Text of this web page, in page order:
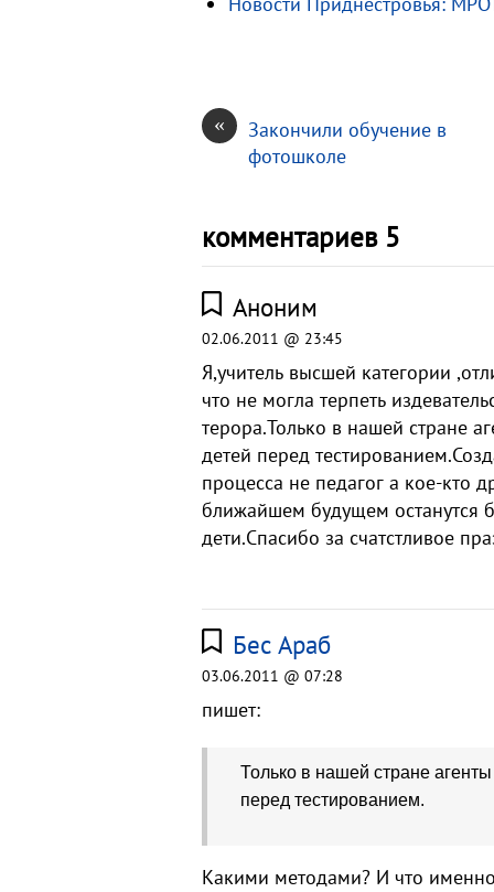
k
т
«
Закончили обучение в
фотошколе
комментариев 5
Аноним
02.06.2011 @ 23:45
Я,учитель высшей категории
что не могла терпеть
терора.Только в нашей стране
детей перед
процесса не педагог а кое-кто
ближайшем будущем останутся
дети.Спасибо за счатстливое
Бес Араб
03.06.2011 @ 07:28
пишет:
Только в нашей стране
перед тестированием.
Какими методами? И что